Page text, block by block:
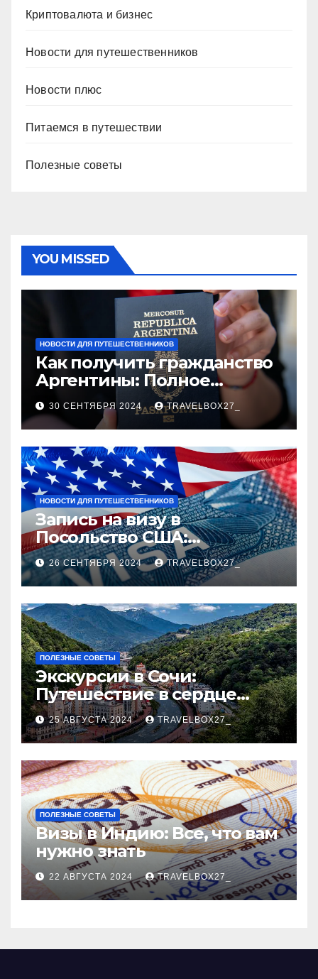
Криптовалюта и бизнес
Новости для путешественников
Новости плюс
Питаемся в путешествии
Полезные советы
YOU MISSED
НОВОСТИ ДЛЯ ПУТЕШЕСТВЕННИКОВ
Как получить гражданство
Аргентины: Полное
руководство
30 СЕНТЯБРЯ 2024 TRAVELBOX27_
НОВОСТИ ДЛЯ ПУТЕШЕСТВЕННИКОВ
Запись на визу в
Посольство США:
Пошаговое руководство
26 СЕНТЯБРЯ 2024 TRAVELBOX27_
ПОЛЕЗНЫЕ СОВЕТЫ
Экскурсии в Сочи:
Путешествие в сердце
Черноморского курорта
25 АВГУСТА 2024 TRAVELBOX27_
ПОЛЕЗНЫЕ СОВЕТЫ
Визы в Индию: Все, что вам
нужно знать
22 АВГУСТА 2024 TRAVELBOX27_